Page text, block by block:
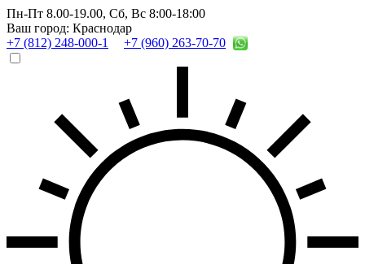
Пн-Пт 8.00-19.00, Сб, Вс 8:00-18:00
Ваш город: Краснодар
+7 (812) 248-000-1
+7 (960) 263-70-70